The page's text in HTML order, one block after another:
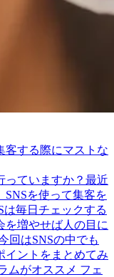
する際にマストな
っていますか？最近
を使って集客を
毎日チェックする
を増やせば人の目に
回はSNSの中でも
イントをまとめてみ
ムがオススメ フェ